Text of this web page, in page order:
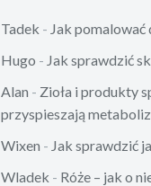
Tadek - Jak pomalować
Hugo - Jak sprawdzić
Alan - Zioła i produkty
przyspieszają
Wixen - Jak sprawdzić
Wladek - Róże – jak o